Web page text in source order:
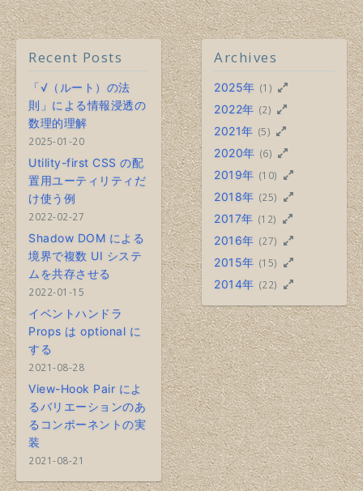
Recent Posts
「√（ルート）の法
則」による情報浸透の
数理的理解
2025-01-20
Utility-first CSS の配
置用ユーティリティだ
け使う例
2022-02-27
Shadow DOM による
境界で複数 UI システ
ムを共存させる
2022-01-15
イベントハンドラ
Props は optional に
する
2021-08-28
View-Hook Pair によ
るバリエーションのあ
るコンポーネントの実
装
2021-08-21
Archives
2025年 (1)
2022年 (2)
2021年 (5)
2020年 (6)
2019年 (10)
2018年 (25)
2017年 (12)
2016年 (27)
2015年 (15)
2014年 (22)